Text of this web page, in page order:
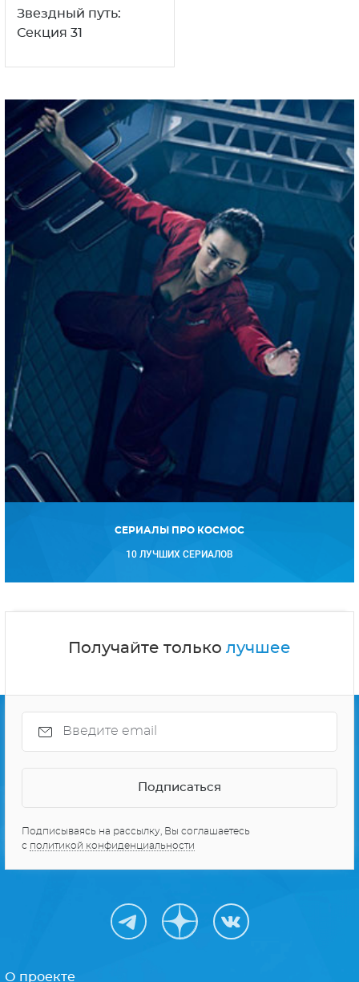
Звездный путь:
Секция 31
СЕРИАЛЫ ПРО КОСМОС
10 ЛУЧШИХ СЕРИАЛОВ
Получайте только лучшее
Подписываясь на рассылку, Вы соглашаетесь
с политикой конфиденциальности
О проекте